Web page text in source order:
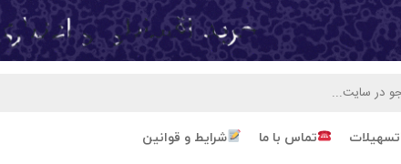
تسهیلات تماس با ما شرایط و قوانین